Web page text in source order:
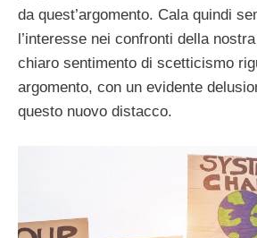
da quest’argomento. Cala quindi
l’interesse nei confronti della
chiaro sentimento di scetticismo
argomento, con un evidente
questo nuovo distacco.